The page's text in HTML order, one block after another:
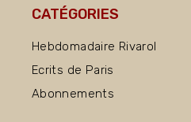
CATÉGORIES
Hebdomadaire Rivarol
Ecrits de Paris
Abonnements